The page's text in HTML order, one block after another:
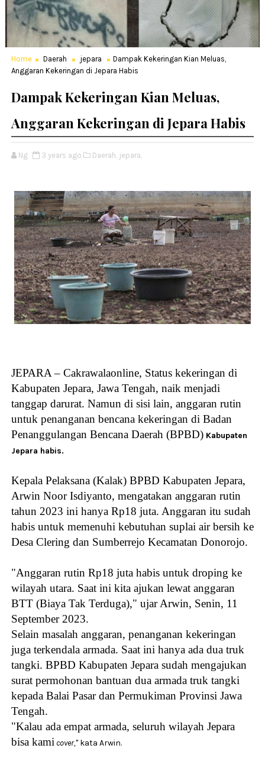
Home Daerah jepara
Dampak Kekeringan Kian Meluas,
Anggaran Kekeringan di Jepara Habis
Dampak Kekeringan Kian Meluas,
Anggaran Kekeringan di Jepara Habis
Ng 3 years ago Daerah, jepara,
JEPARA – Cakrawalaonline, Status kekeringan di
Kabupaten Jepara, Jawa Tengah, naik menjadi
tanggap darurat. Namun di sisi lain, anggaran rutin
untuk penanganan bencana kekeringan di Badan
Penanggulangan Bencana Daerah (BPBD)Kabupaten
Jepara habis.
Kepala Pelaksana (Kalak) BPBD Kabupaten Jepara,
Arwin Noor Isdiyanto, mengatakan anggaran rutin
tahun 2023 ini hanya Rp18 juta. Anggaran itu sudah
habis untuk memenuhi kebutuhan suplai air bersih ke
Desa Clering dan Sumberrejo Kecamatan Donorojo.
"Anggaran rutin Rp18 juta habis untuk droping ke
wilayah utara. Saat ini kita ajukan lewat anggaran
BTT (Biaya Tak Terduga)," ujar Arwin, Senin, 11
September 2023.
Selain masalah anggaran, penanganan kekeringan
juga terkendala armada. Saat ini hanya ada dua truk
tangki. BPBD Kabupaten Jepara sudah mengajukan
surat permohonan bantuan dua armada truk tangki
kepada Balai Pasar dan Permukiman Provinsi Jawa
Tengah.
"Kalau ada empat armada, seluruh wilayah Jepara
bisa kamicover," kata Arwin.